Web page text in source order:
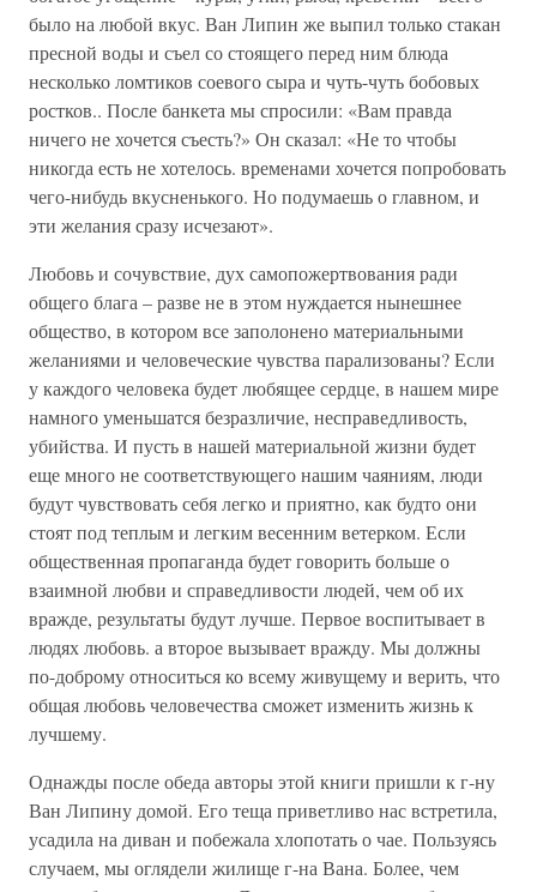
было на любой вкус. Ван Липин же выпил только стакан
пресной воды и съел со стоящего перед ним блюда
несколько ломтиков соевого сыра и чуть-чуть бобовых
ростков.. После банкета мы спросили: «Вам правда
ничего не хочется съесть?» Он сказал: «Не то чтобы
никогда есть не хотелось. временами хочется попробовать
чего-нибудь вкусненького. Но подумаешь о главном, и
эти желания сразу исчезают».
Любовь и сочувствие, дух самопожертвования ради
общего блага – разве не в этом нуждается нынешнее
общество, в котором все заполонено материальными
желаниями и человеческие чувства парализованы? Если
у каждого человека будет любящее сердце, в нашем мире
намного уменьшатся безразличие, несправедливость,
убийства. И пусть в нашей материальной жизни будет
еще много не соответствующего нашим чаяниям, люди
будут чувствовать себя легко и приятно, как будто они
стоят под теплым и легким весенним ветерком. Если
общественная пропаганда будет говорить больше о
взаимной любви и справедливости людей, чем об их
вражде, результаты будут лучше. Первое воспитывает в
людях любовь. а второе вызывает вражду. Мы должны
по-доброму относиться ко всему живущему и верить, что
общая любовь человечества сможет изменить жизнь к
лучшему.
Однажды после обеда авторы этой книги пришли к г-ну
Ван Липину домой. Его теща приветливо нас встретила,
усадила на диван и побежала хлопотать о чае. Пользуясь
случаем, мы оглядели жилище г-на Вана. Более, чем